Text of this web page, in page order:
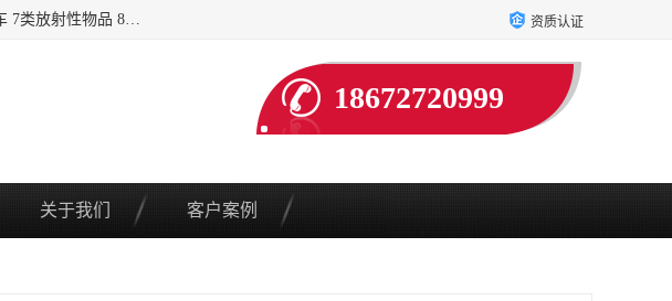
提供1——9类危险品运输车辆： 1类炸药雷管车 2类易燃气瓶车 3类易燃液体车 4类易燃固体车 6类毒性运输车 7类放射性物品 8类腐蚀性物品 9类杂项类物品 各类底盘，品种齐全。厂家直供，品质保证。 公告品种环保齐全，上牌无忧。 全国可送货上门，可分期，可*，可包牌。 详情可咨询: *（微信同号） 资质认证
18672720999
关于我们 客户案例